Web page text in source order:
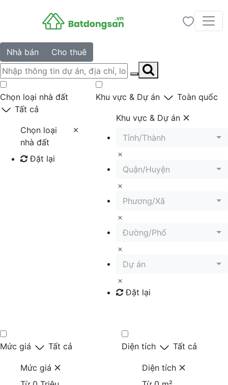
Nhà bán Cho thuê
Chọn loại nhà đất
Tất cả
Chọn loại
nhà đất
Đặt lại
Khu vực & Dự án Toàn quốc
Khu vực & Dự án
Tỉnh/Thành
Quận/Huyện
Phương/Xã
Đường/Phố
Dự án
Đặt lại
Mức giá Tất cả
Mức giá
Diện tích Tất cả
Diện tích